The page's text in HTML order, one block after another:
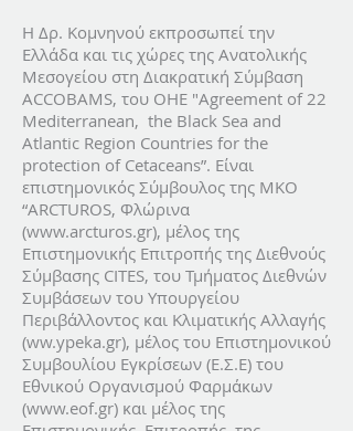
Η Δρ. Κομνηνού εκπροσωπεί την
Ελλάδα και τις χώρες της Ανατολικής
Μεσογείου στη Διακρατική Σύμβαση
ACCOBAMS, του ΟΗΕ "Agreement of 22
Mediterranean, the Black Sea and
Atlantic Region Countries for the
protection of Cetaceans”. Είναι
επιστημονικός Σύμβουλος της ΜΚΟ
“ARCTUROS, Φλώρινα
(www.arcturos.gr), μέλος της
Επιστημονικής Επιτροπής της Διεθνούς
Σύμβασης CITES, του Τμήματος Διεθνών
Συμβάσεων του Υπουργείου
Περιβάλλοντος και Κλιματικής Αλλαγής
(ww.ypeka.gr), μέλος του Επιστημονικού
Συμβουλίου Εγκρίσεων (Ε.Σ.Ε) του
Εθνικού Οργανισμού Φαρμάκων
(www.eof.gr) και μέλος της